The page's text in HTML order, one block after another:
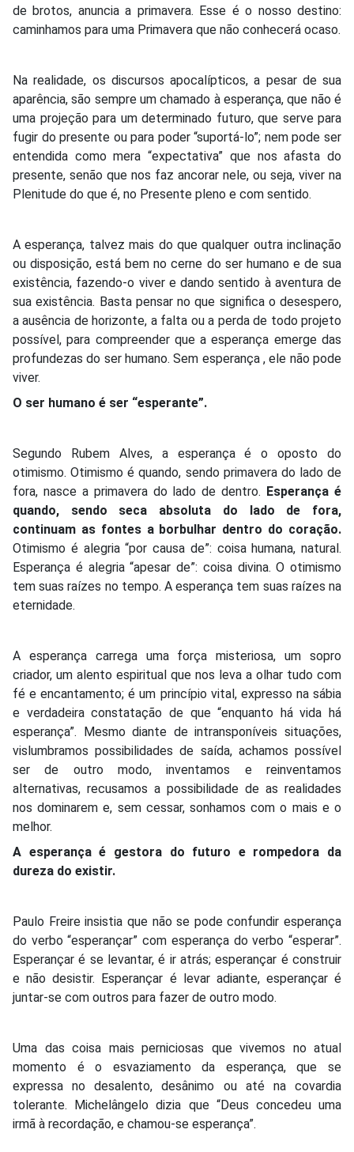
de brotos, anuncia a primavera. Esse é o nosso destino:
caminhamos para uma Primavera que não conhecerá ocaso.
Na realidade, os discursos apocalípticos, a pesar de sua
aparência, são sempre um chamado à esperança, que não é
uma projeção para um determinado futuro, que serve para
fugir do presente ou para poder “suportá-lo”; nem pode ser
entendida como mera “expectativa” que nos afasta do
presente, senão que nos faz ancorar nele, ou seja, viver na
Plenitude do que é, no Presente pleno e com sentido.
A esperança, talvez mais do que qualquer outra inclinação
ou disposição, está bem no cerne do ser humano e de sua
existência, fazendo-o viver e dando sentido à aventura de
sua existência. Basta pensar no que significa o desespero,
a ausência de horizonte, a falta ou a perda de todo projeto
possível, para compreender que a esperança emerge das
profundezas do ser humano. Sem esperança , ele não pode
viver.
O ser humano é ser “esperante”.
Segundo Rubem Alves, a esperança é o oposto do
otimismo. Otimismo é quando, sendo primavera do lado de
fora, nasce a primavera do lado de dentro. Esperança é
quando, sendo seca absoluta do lado de fora,
continuam as fontes a borbulhar dentro do coração.
Otimismo é alegria “por causa de”: coisa humana, natural.
Esperança é alegria “apesar de”: coisa divina. O otimismo
tem suas raízes no tempo. A esperança tem suas raízes na
eternidade.
A esperança carrega uma força misteriosa, um sopro
criador, um alento espiritual que nos leva a olhar tudo com
fé e encantamento; é um princípio vital, expresso na sábia
e verdadeira constatação de que “enquanto há vida há
esperança”. Mesmo diante de intransponíveis situações,
vislumbramos possibilidades de saída, achamos possível
ser de outro modo, inventamos e reinventamos
alternativas, recusamos a possibilidade de as realidades
nos dominarem e, sem cessar, sonhamos com o mais e o
melhor.
A esperança é gestora do futuro e rompedora da
dureza do existir.
Paulo Freire insistia que não se pode confundir esperança
do verbo “esperançar” com esperança do verbo “esperar”.
Esperançar é se levantar, é ir atrás; esperançar é construir
e não desistir. Esperançar é levar adiante, esperançar é
juntar-se com outros para fazer de outro modo.
Uma das coisa mais perniciosas que vivemos no atual
momento é o esvaziamento da esperança, que se
expressa no desalento, desânimo ou até na covardia
tolerante. Michelângelo dizia que “Deus concedeu uma
irmã à recordação, e chamou-se esperança”.